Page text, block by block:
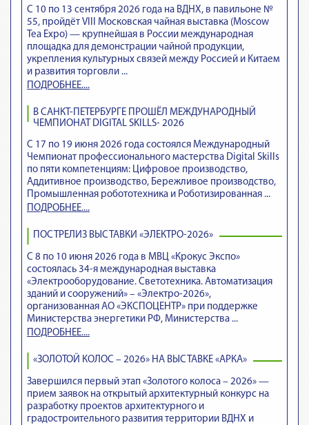
С 10 по 13 сентября 2026 года на ВДНХ, в павильоне №
55, пройдёт VIII Московская чайная выставка (Moscow
Tea Expo) — крупнейшая в России международная
площадка для демонстрации чайной продукции,
укрепления культурных связей между Россией и Китаем
и развития торговли ...
ПОДРОБНЕЕ....
В САНКТ-ПЕТЕРБУРГЕ ПРОШЁЛ МЕЖДУНАРОДНЫЙ
ЧЕМПИОНАТ DIGITAL SKILLS- 2026
С 17 по 19 июня 2026 года состоялся Международный
Чемпионат профессионального мастерства Digital Skills
по пяти компетенциям: Цифровое производство,
Аддитивное производство, Бережливое производство,
Промышленная робототехника и Роботизированная ...
ПОДРОБНЕЕ....
ПОСТРЕЛИЗ ВЫСТАВКИ «ЭЛЕКТРО-2026»
С 8 по 10 июня 2026 года в МВЦ «Крокус Экспо»
состоялась 34-я международная выставка
«Электрооборудование. Светотехника. Автоматизация
зданий и сооружений» – «Электро-2026»,
организованная АО «ЭКСПОЦЕНТР» при поддержке
Министерства энергетики РФ, Министерства ...
ПОДРОБНЕЕ....
«ЗОЛОТОЙ КОЛОС – 2026» НА ВЫСТАВКЕ «АРКА»
Завершился первый этап «Золотого колоса – 2026» —
прием заявок на открытый архитектурный конкурс на
разработку проектов архитектурного и
градостроительного развития территории ВДНХ и